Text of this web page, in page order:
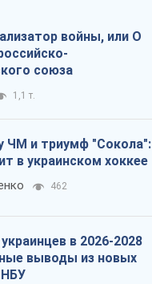
войны, или О
союза
1,1 т.
ЧМ и триумф "Сокола":
в украинском хоккее
462
в 2026-2028
выводы из новых
НБУ